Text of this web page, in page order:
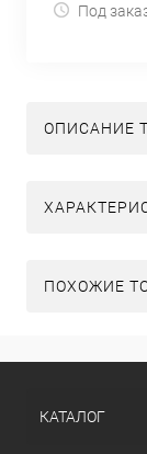
Под
ОПИСАНИЕ
ПОХОЖИЕ
КАТАЛОГ